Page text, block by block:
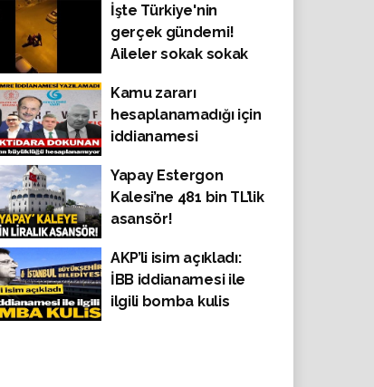
isteyen vatandaşları
tehdit ederek
küfürler yağdırdı!
İşte Türkiye'nin
gerçek gündemi!
Aileler sokak sokak
Kamu zararı
hesaplanamadığı için
iddianamesi
Emre’deki vurgun en
az 16 milyon dolar
Yapay Estergon
Kalesi’ne 481 bin TL’lik
asansör!
AKP’li isim açıkladı:
İBB iddianamesi ile
ilgili bomba kulis